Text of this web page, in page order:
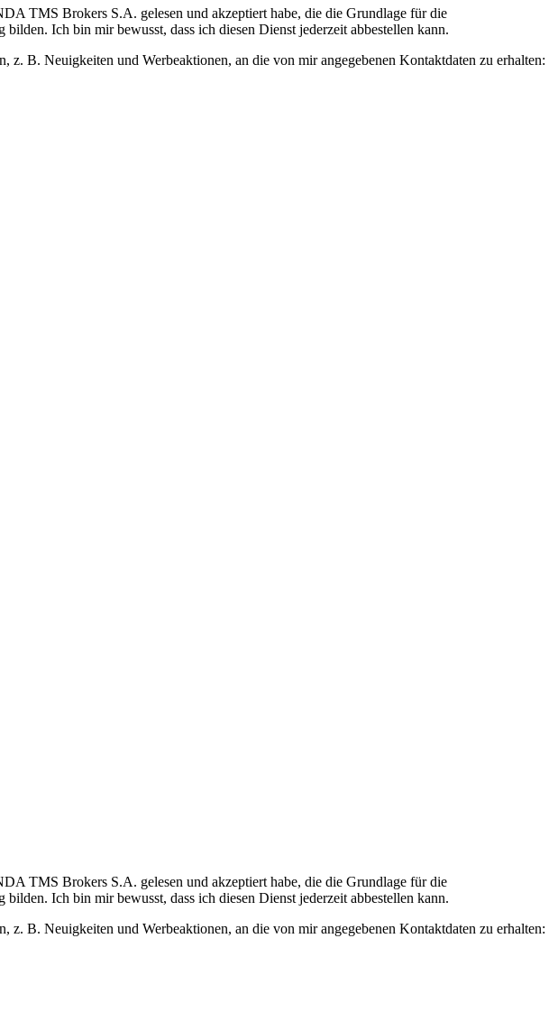
TMS Brokers S.A. gelesen und akzeptiert habe, die die Grundlage für die
Ich bin mir bewusst, dass ich diesen Dienst jederzeit abbestellen kann.
B. Neuigkeiten und Werbeaktionen, an die von mir angegebenen Kontaktdaten zu erhalten:
TMS Brokers S.A. gelesen und akzeptiert habe, die die Grundlage für die
Ich bin mir bewusst, dass ich diesen Dienst jederzeit abbestellen kann.
B. Neuigkeiten und Werbeaktionen, an die von mir angegebenen Kontaktdaten zu erhalten: